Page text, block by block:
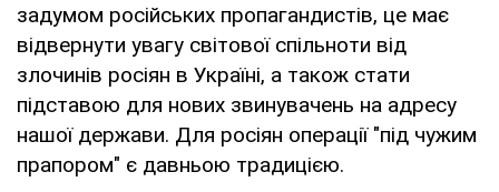
задумом російських пропагандистів, це має
відвернути увагу світової спільноти від
злочинів росіян в Україні, а також стати
підставою для нових звинувачень на адресу
нашої держави. Для росіян операції "під чужим
прапором" є давньою традицією.